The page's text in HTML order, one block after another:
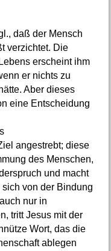
daß der Mensch
verzichtet. Die
erscheint ihm
er nichts zu
Aber dieses
eine Entscheidung
angestrebt; diese
des Menschen,
und macht
von der Bindung
nur in
tritt Jesus mit der
Wort, das die
ablegen